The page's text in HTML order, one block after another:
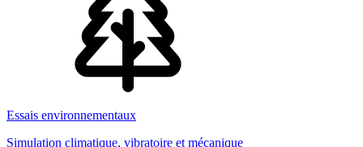
Essais environnementaux
Simulation climatique, vibratoire et mécanique